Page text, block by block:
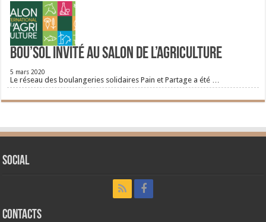
Bou’Sol invité au Salon de l’Agriculture
5 mars 2020
Le réseau des boulangeries solidaires Pain et Partage a été …
Social
CONTACTS